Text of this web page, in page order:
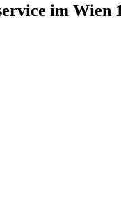
im Wien